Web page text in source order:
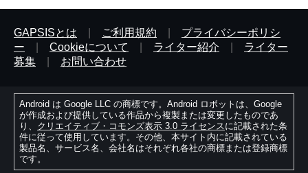
GAPSISとは ご利用規約
プライバシーポリシ
ー
Cookieについて ライター紹介
ライター
募集
お問い合わせ
Android は Google LLC の商標です。Android ロボットは、Google
が作成および提供している作品から複製または変更したものであ
り、 クリエイティブ・コモンズ表示 3.0 ライセンスに記載された条
件に従って使用しています。その他、本サイト内に記載されている
製品名、サービス名、会社名はそれぞれ各社の商標または登録商標
です。